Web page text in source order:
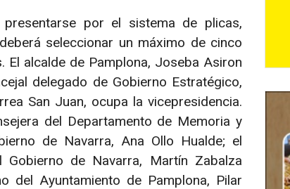
por el sistema de plicas,
seleccionar un máximo de cinco
alcalde de Pamplona, Joseba Asiron
delegado de Gobierno Estratégico,
San Juan, ocupa la vicepresidencia.
del Departamento de Memoria y
de Navarra, Ana Ollo Hualde; el
de Navarra, Martín Zabalza
del Ayuntamiento de Pamplona, Pilar